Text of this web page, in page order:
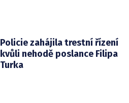
Policie zahájila trestní řízení
kvůli nehodě poslance Filipa
Turka